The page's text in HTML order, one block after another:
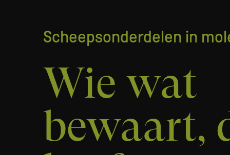
Scheepsonderdelen in
Wie wat
bewaart,